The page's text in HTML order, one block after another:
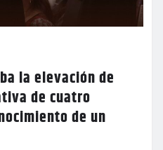
la elevación de
de cuatro
de un